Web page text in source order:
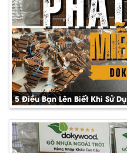
5 Điều Bạn Lên Biết Khi Sử